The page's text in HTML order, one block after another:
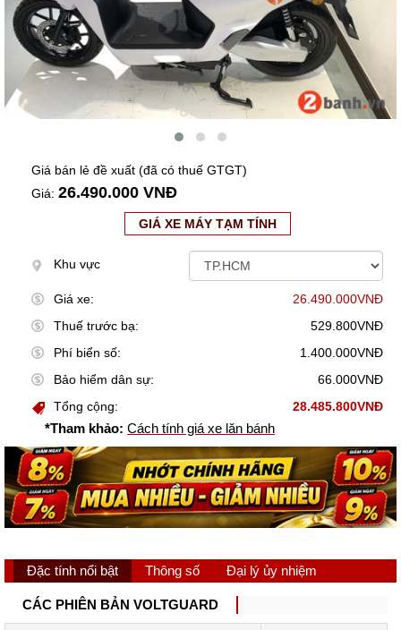
Giá bán lẻ đề xuất (đã có thuế GTGT)
Giá: 26.490.000 VNĐ
GIÁ XE MÁY TẠM TÍNH
Khu vực
Giá xe:
26.490.000VNĐ
Thuế trước bạ:
529.800VNĐ
Phí biển số:
1.400.000VNĐ
Bảo hiểm dân sự:
66.000VNĐ
Tổng cộng:
28.485.800VNĐ
*Tham khảo: Cách tính giá xe lăn bánh
Đặc tính nổi bật Thông số Đại lý ủy nhiệm
CÁC PHIÊN BẢN VOLTGUARD